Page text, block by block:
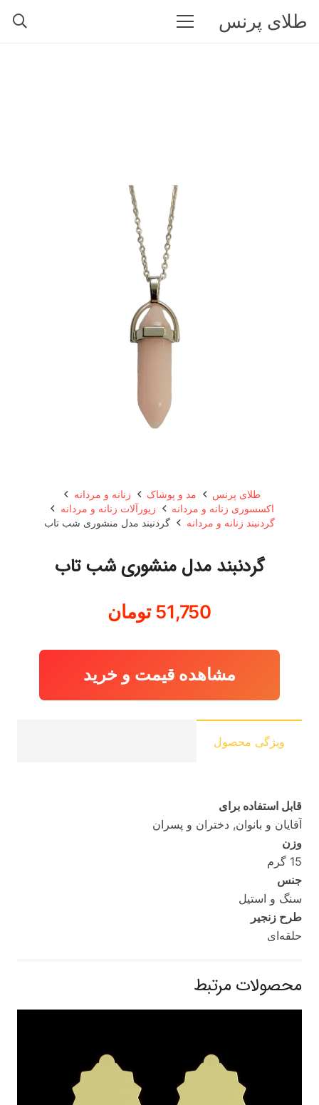
طلای پرنس
طلای پرنس مد و پوشاک
زنانه و مردانه
اکسسوری زنانه و مردانه
زیورآلات زنانه و مردانه
گردنبند زنانه و مردانه
گردنبند مدل منشوری شب تاب
گردنبند مدل منشوری شب تاب
51,750 تومان
مشاهده قیمت و خرید
ویژگی محصول
قابل استفاده برای
آقایان و بانوان, دختران و پسران
وزن
15 گرم
جنس
سنگ و استیل
طرح زنجیر
حلقه‌ای
محصولات مرتبط